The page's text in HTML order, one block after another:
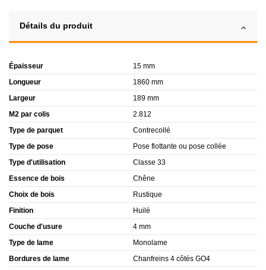
Détails du produit
Épaisseur
15 mm
Longueur
1860 mm
Largeur
189 mm
M2 par colis
2.812
Type de parquet
Contrecollé
Type de pose
Pose flottante ou pose collée
Type d'utilisation
Classe 33
Essence de bois
Chêne
Choix de bois
Rustique
Finition
Huilé
Couche d'usure
4 mm
Type de lame
Monolame
Bordures de lame
Chanfreins 4 côtés GO4